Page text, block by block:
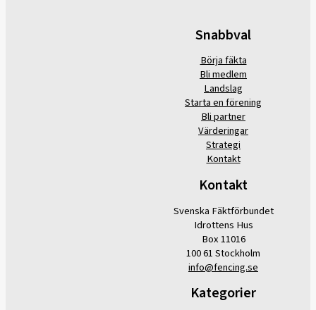
Snabbval
Börja fäkta
Bli medlem
Landslag
Starta en förening
Bli partner
Värderingar
Strategi
Kontakt
Kontakt
Svenska Fäktförbundet
Idrottens Hus
Box 11016
100 61 Stockholm
info@fencing.se
Kategorier